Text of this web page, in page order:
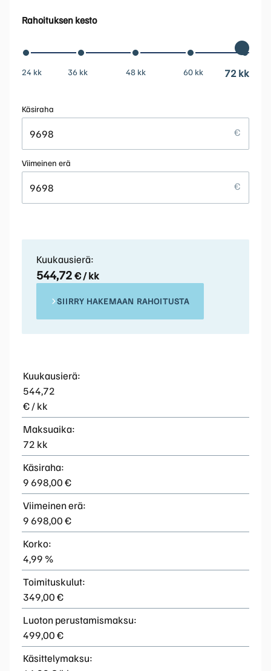
Rahoituksen kesto
24 kk 36 kk 48 kk 60 kk 72 kk
Käsiraha
Viimeinen erä
Kuukausierä:
544,72
€ / kk
Maksuaika:
72 kk
Käsiraha:
9 698,00 €
Viimeinen erä:
9 698,00 €
Korko:
4,99 %
Toimituskulut:
349,00 €
Luoton perustamismaksu:
499,00 €
Käsittelymaksu:
Kuukausierä:
544,72€ / kk
SIIRRY HAKEMAAN RAHOITUSTA